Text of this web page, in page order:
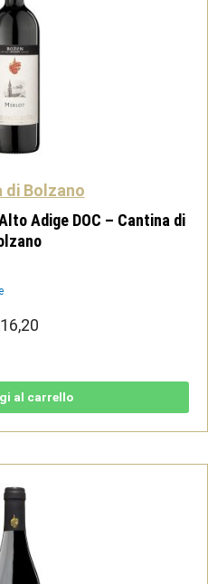
di Bolzano
Adige DOC – Cantina di
16,20
al carrello